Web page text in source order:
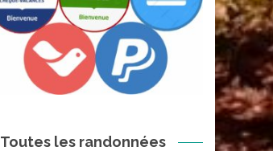
Toutes les randonnées